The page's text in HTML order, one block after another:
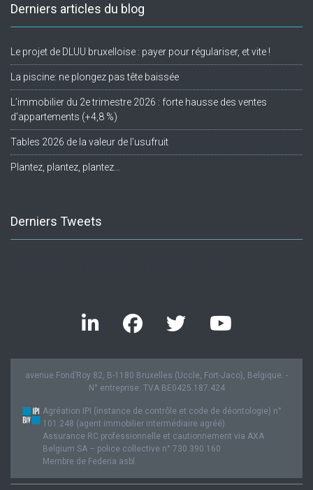
Derniers articles du blog
Le projet de DLUU bruxelloise : payer pour régulariser, et vite !
La piscine: ne plongez pas tête baissée
L’immobilier du 2e trimestre 2026 : forte hausse des ventes
d’appartements (+4,8 %)
Tables 2026 de la valeur de l’usufruit
Plantez, plantez, plantez…
Derniers Tweets
avenue Fond’Roy 82, B-1180 Bruxelles (Uccle, Fort-Jaco), Belgique. -
N° entreprise: TVA BE0425.187.424
Agréation IPI (instance de contrôle et code de déontologie) n°
101.248 (agent immobilier intermédiaire agréé).
Assurance RC professionnelle et cautionnement via AXA
Belgium SA – police collective n° 730.390.160
Membre de Federia asbl